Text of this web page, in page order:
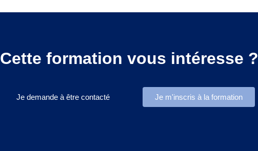
Cette formation vous intéresse ?
Je demande à être contacté Je m'inscris à la formation